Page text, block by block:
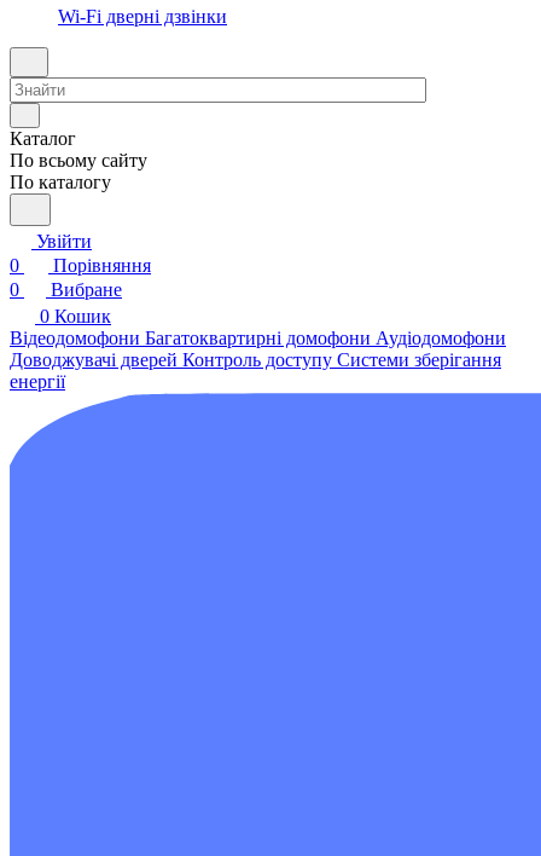
Wi-Fi дверні дзвінки
Каталог
По всьому сайту
По каталогу
Увійти
0
Порівняння
0
Вибране
0 Кошик
Відеодомофони Багатоквартирні домофони Аудіодомофони
Доводжувачі дверей Контроль доступу Системи зберігання
енергії